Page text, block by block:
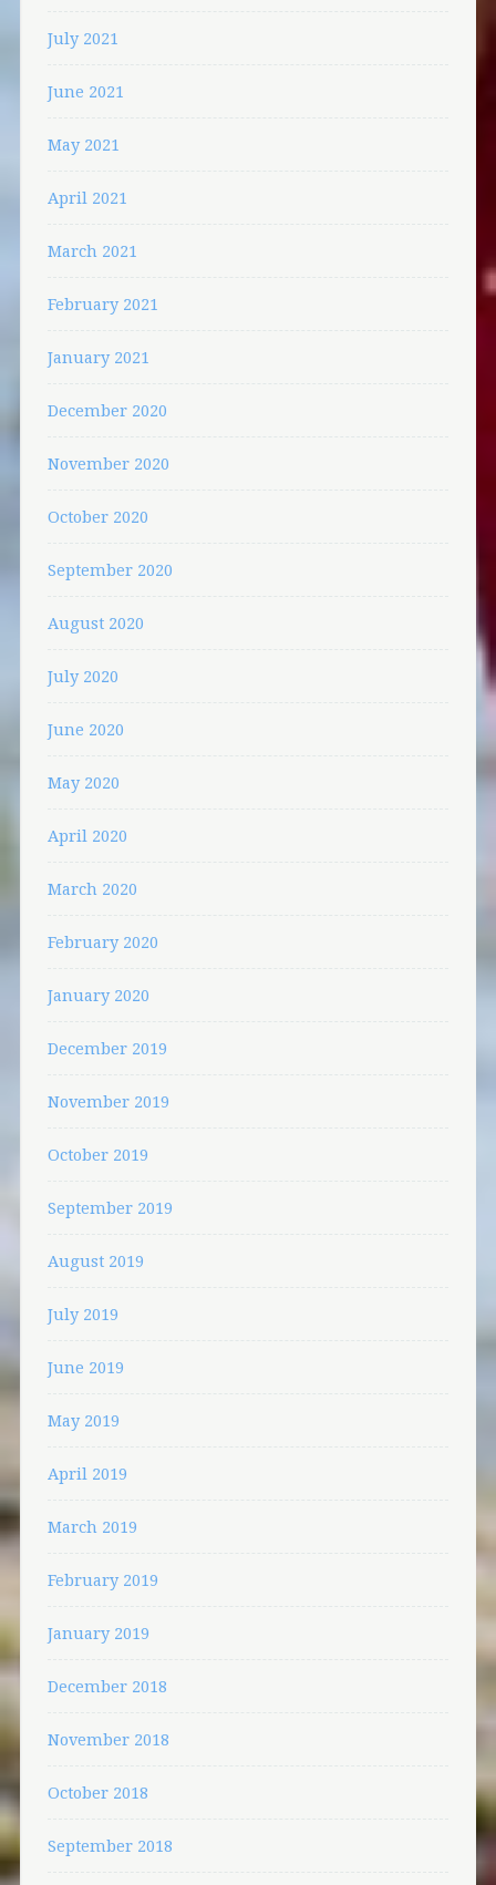
July 2021
June 2021
May 2021
April 2021
March 2021
February 2021
January 2021
December 2020
November 2020
October 2020
September 2020
August 2020
July 2020
June 2020
May 2020
April 2020
March 2020
February 2020
January 2020
December 2019
November 2019
October 2019
September 2019
August 2019
July 2019
June 2019
May 2019
April 2019
March 2019
February 2019
January 2019
December 2018
November 2018
October 2018
September 2018